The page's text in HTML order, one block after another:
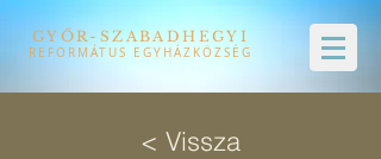
GYŐR-SZABADHEGYI
REFORMÁTUS EGYHÁZKÖZSÉG
< Vissza